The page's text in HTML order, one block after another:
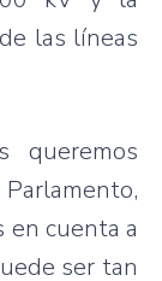
de las líneas
queremos
Parlamento,
en cuenta a
ser tan